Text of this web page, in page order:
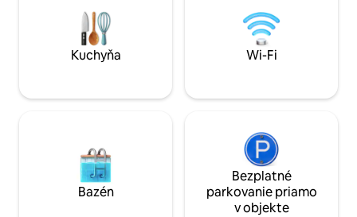
vonkajšieho priestoru a záhrad na
grilovanie a oddych Miestne aktivity v
Rossendale Valley zahŕňajú chôdzu,
turistiku, jazdu na koni, jazdu na
so sprchovacím
posedením a
vybavenou
podlahovým
Kuchyňa Wi-Fi
Bazén
Bezplatné
parkovanie priamo
v objekte